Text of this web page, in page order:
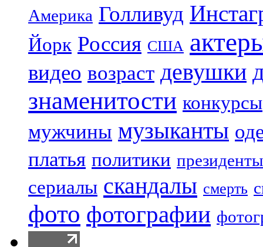
Америка Голливуд
Йорк Россия США
видео возраст девушки
знаменитости конкурсы
мужчины музыканты
платья политики президенты
сериалы скандалы смерть
фото фотографии